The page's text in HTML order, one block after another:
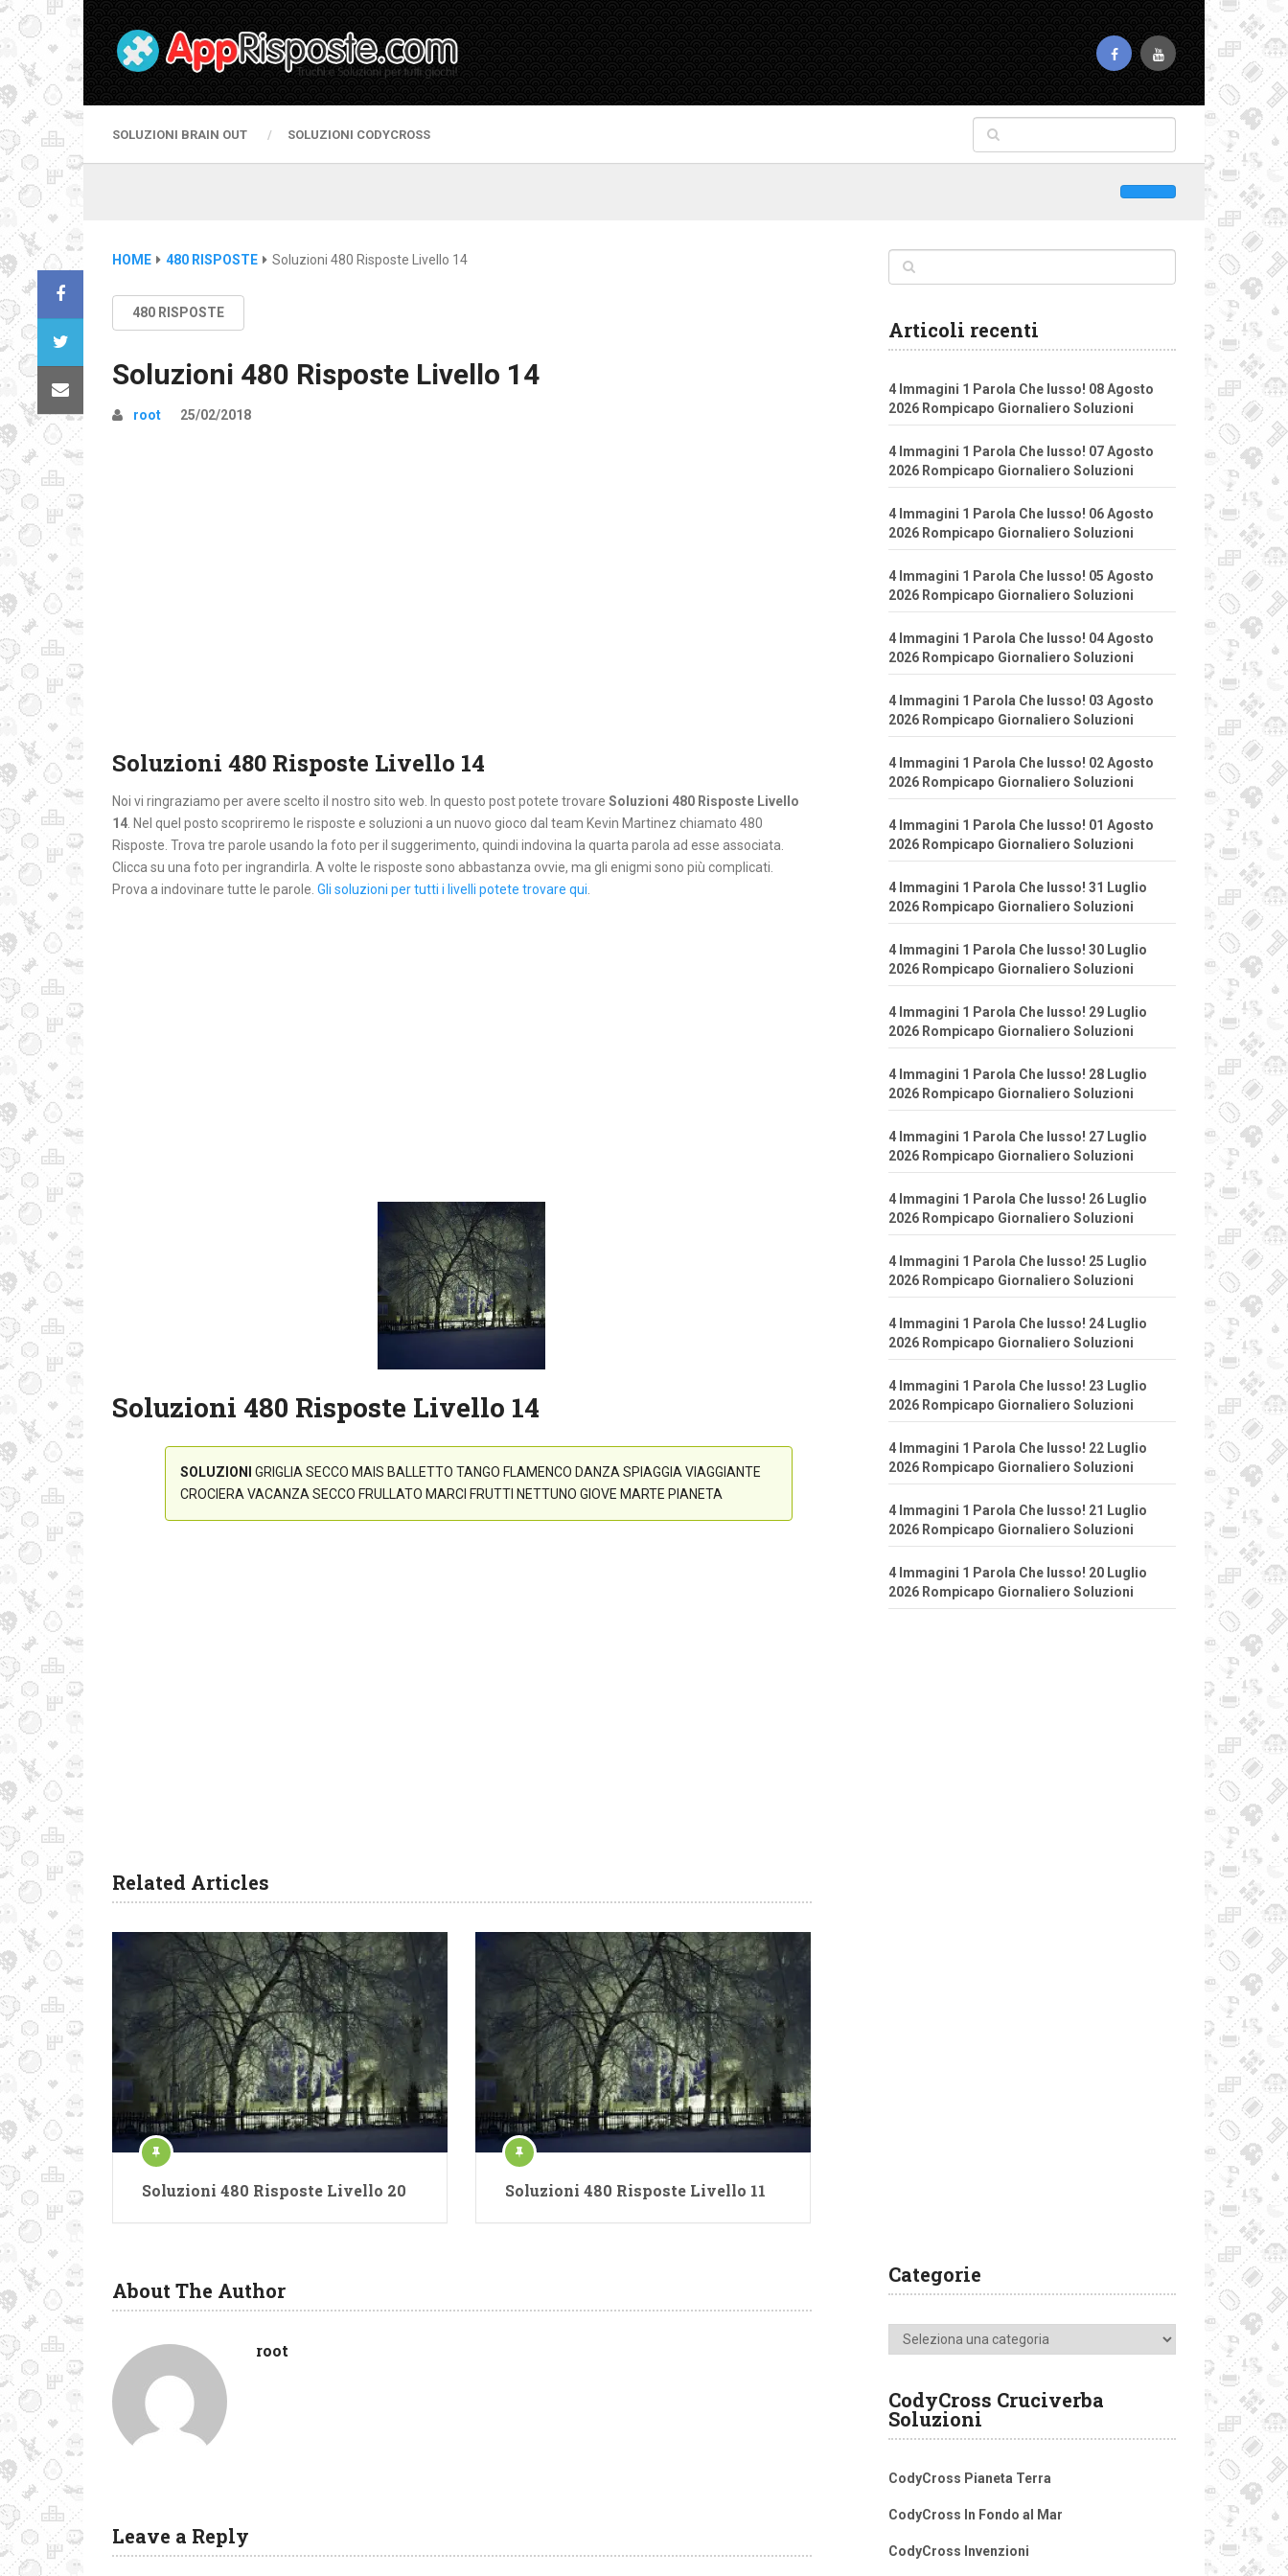
SOLUZIONI BRAIN OUT SOLUZIONI CODYCROSS
HOME 480 RISPOSTE Soluzioni 480 Risposte Livello 14
480 RISPOSTE
Soluzioni 480 Risposte Livello 14
root 25/02/2018
Soluzioni 480 Risposte Livello 14
Noi vi ringraziamo per avere scelto il nostro sito web. In questo post potete trovare Soluzioni 480 Risposte Livello
14 . Nel quel posto scopriremo le risposte e soluzioni a un nuovo gioco dal team Kevin Martinez chiamato 480
Risposte. Trova tre parole usando la foto per il suggerimento, quindi indovina la quarta parola ad esse associata.
Clicca su una foto per ingrandirla. A volte le risposte sono abbastanza ovvie, ma gli enigmi sono più complicati.
Prova a indovinare tutte le parole. Gli soluzioni per tutti i livelli potete trovare qui
Soluzioni 480 Risposte Livello 14
SOLUZIONI
GRIGLIA SECCO MAIS BALLETTO TANGO FLAMENCO DANZA SPIAGGIA VIAGGIANTE
CROCIERA VACANZA SECCO FRULLATO MARCI FRUTTI NETTUNO GIOVE MARTE PIANETA
Related Articles
Soluzioni 480 Risposte Livello 20 Soluzioni 480 Risposte Livello 11
About The Author
root
Leave a Reply
Articoli recenti
4 Immagini 1 Parola Che lusso! 08 Agosto
2026 Rompicapo Giornaliero Soluzioni
4 Immagini 1 Parola Che lusso! 07 Agosto
2026 Rompicapo Giornaliero Soluzioni
4 Immagini 1 Parola Che lusso! 06 Agosto
2026 Rompicapo Giornaliero Soluzioni
4 Immagini 1 Parola Che lusso! 05 Agosto
2026 Rompicapo Giornaliero Soluzioni
4 Immagini 1 Parola Che lusso! 04 Agosto
2026 Rompicapo Giornaliero Soluzioni
4 Immagini 1 Parola Che lusso! 03 Agosto
2026 Rompicapo Giornaliero Soluzioni
4 Immagini 1 Parola Che lusso! 02 Agosto
2026 Rompicapo Giornaliero Soluzioni
4 Immagini 1 Parola Che lusso! 01 Agosto
2026 Rompicapo Giornaliero Soluzioni
4 Immagini 1 Parola Che lusso! 31 Luglio
2026 Rompicapo Giornaliero Soluzioni
4 Immagini 1 Parola Che lusso! 30 Luglio
2026 Rompicapo Giornaliero Soluzioni
4 Immagini 1 Parola Che lusso! 29 Luglio
2026 Rompicapo Giornaliero Soluzioni
4 Immagini 1 Parola Che lusso! 28 Luglio
2026 Rompicapo Giornaliero Soluzioni
4 Immagini 1 Parola Che lusso! 27 Luglio
2026 Rompicapo Giornaliero Soluzioni
4 Immagini 1 Parola Che lusso! 26 Luglio
2026 Rompicapo Giornaliero Soluzioni
4 Immagini 1 Parola Che lusso! 25 Luglio
2026 Rompicapo Giornaliero Soluzioni
4 Immagini 1 Parola Che lusso! 24 Luglio
2026 Rompicapo Giornaliero Soluzioni
4 Immagini 1 Parola Che lusso! 23 Luglio
2026 Rompicapo Giornaliero Soluzioni
4 Immagini 1 Parola Che lusso! 22 Luglio
2026 Rompicapo Giornaliero Soluzioni
4 Immagini 1 Parola Che lusso! 21 Luglio
2026 Rompicapo Giornaliero Soluzioni
4 Immagini 1 Parola Che lusso! 20 Luglio
2026 Rompicapo Giornaliero Soluzioni
Categorie
Categorie
CodyCross Cruciverba
Soluzioni
CodyCross Pianeta Terra
CodyCross In Fondo al Mar
CodyCross Invenzioni